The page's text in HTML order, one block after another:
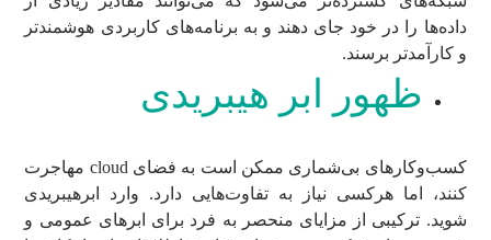
داده‌ها را در خود جای دهند و به برنامه‌های کاربردی هوشمندتر
و کارآمدتر برسند.
ظهور ابر هیبریدی
کسب‌وکارهای بی‌شماری ممکن است به فضای cloud مهاجرت
کنند، اما هرکسی نیاز به تفاوت‌هایی دارد. وارد ابرهیبریدی
شوید. ترکیبی از مزایای منحصر به فرد برای ابرهای عمومی و